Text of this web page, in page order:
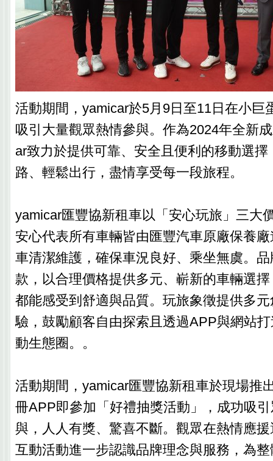
活動期間，yamicar於5月9日至11日在小巨
吸引大量觀眾熱情參與。作為2024年全新
ar致力於提供可靠、安全且便利的移動選
路、輕鬆出行，盡情享受每一段旅程。
yamicar匯豐協新租車以「安心玩旅」三大
安心代表所有車輛皆由匯豐汽車原廠保養
車清潔維護，確保車況良好、乘坐無虞。
款，以合理價格提供多元、嶄新的車輛選
都能感受到舒適與品質。玩旅象徵提供多
驗，鼓勵顧客自由探索且透過APP與網站
動生態圈。。
活動期間，yamicar匯豐協新租車於現場推
冊APP即參加「好禮抽獎活動」，成功吸
與，人人有獎、驚喜不斷。觀眾在熱情應
互動活動進一步認識品牌理念與服務，為